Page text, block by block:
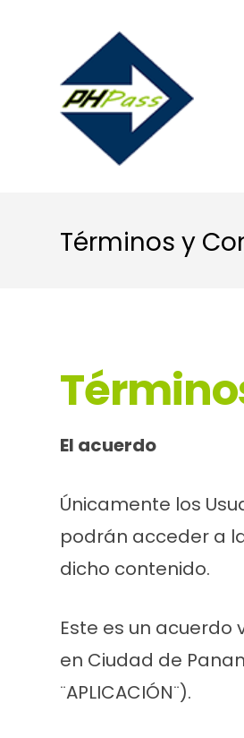
Términos y
El acuerdo
Únicamente los
podrán acceder a
dicho contenido.
Este es un acuerdo
en Ciudad de
¨APLICACIÓN¨).